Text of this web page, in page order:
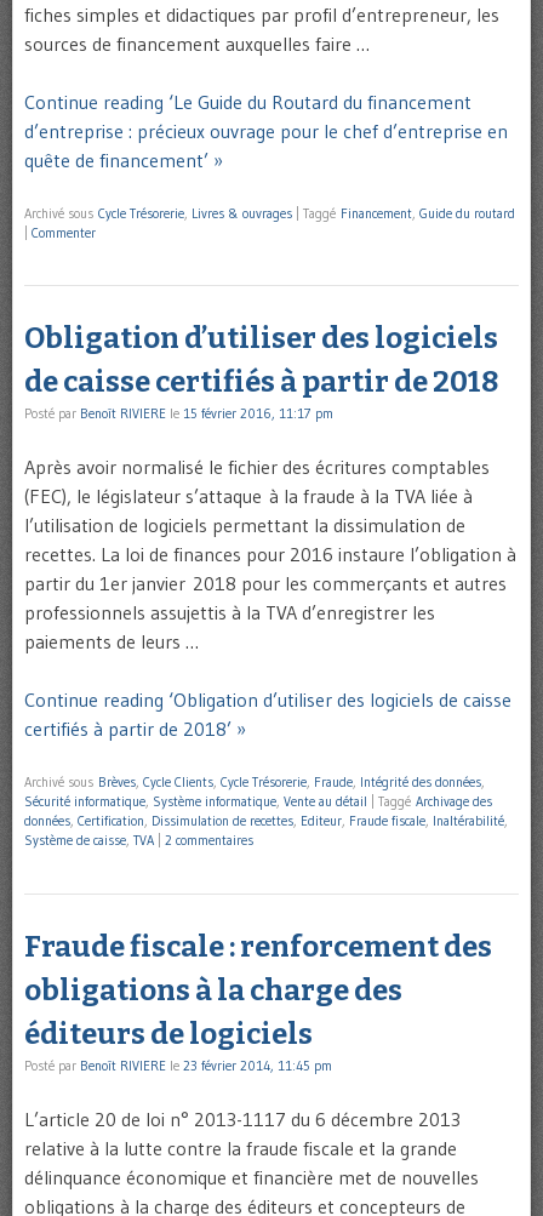
fiches simples et didactiques par profil d’entrepreneur, les
sources de financement auxquelles faire …
Continue reading ‘Le Guide du Routard du financement
d’entreprise : précieux ouvrage pour le chef d’entreprise en
quête de financement’ »
Archivé sous Cycle Trésorerie Livres & ouvrages Taggé Financement Guide du routard
Commenter
Obligation d’utiliser des logiciels
de caisse certifiés à partir de 2018
Posté par Benoît RIVIERE le 15 février 2016, 11:17 pm
Après avoir normalisé le fichier des écritures comptables
(FEC), le législateur s’attaque à la fraude à la TVA liée à
l’utilisation de logiciels permettant la dissimulation de
recettes. La loi de finances pour 2016 instaure l’obligation à
partir du 1er janvier 2018 pour les commerçants et autres
professionnels assujettis à la TVA d’enregistrer les
paiements de leurs …
Continue reading ‘Obligation d’utiliser des logiciels de caisse
certifiés à partir de 2018’ »
Archivé sous Brèves, Cycle Clients, Cycle Trésorerie, Fraude, Intégrité des données,
Sécurité informatique, Système informatique, Vente au détail Taggé Archivage des
données, Certification, Dissimulation de recettes, Editeur, Fraude fiscale, Inaltérabilité,
Système de caisse, TVA 2 commentaires
Fraude fiscale : renforcement des
obligations à la charge des
éditeurs de logiciels
Posté par Benoît RIVIERE le 23 février 2014, 11:45 pm
L’article 20 de loi n° 2013-1117 du 6 décembre 2013
relative à la lutte contre la fraude fiscale et la grande
délinquance économique et financière met de nouvelles
obligations à la charge des éditeurs et concepteurs de